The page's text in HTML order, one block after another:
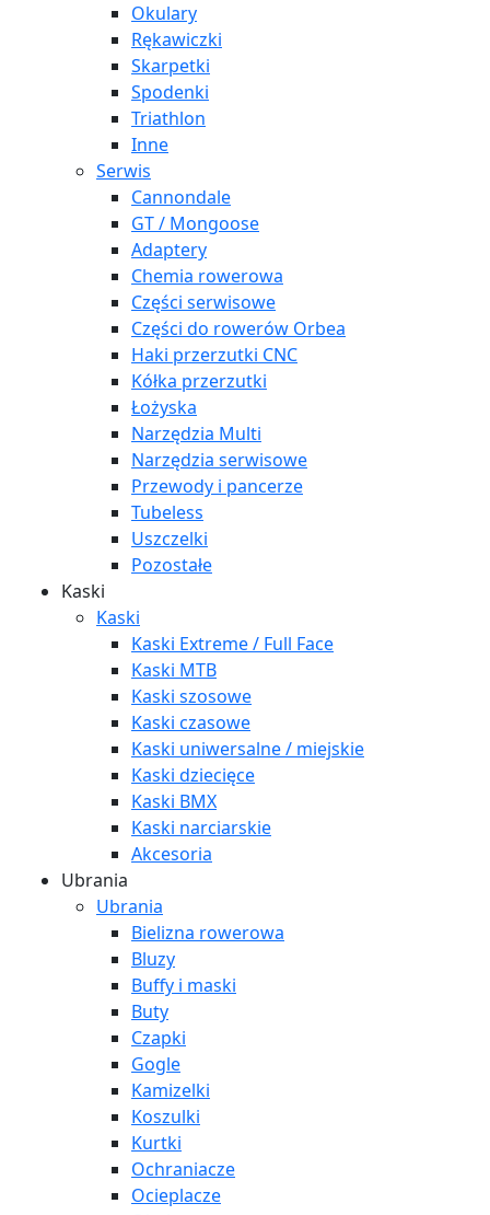
Okulary
Rękawiczki
Skarpetki
Spodenki
Triathlon
Inne
Serwis
Cannondale
GT / Mongoose
Adaptery
Chemia rowerowa
Części serwisowe
Części do rowerów Orbea
Haki przerzutki CNC
Kółka przerzutki
Łożyska
Narzędzia Multi
Narzędzia serwisowe
Przewody i pancerze
Tubeless
Uszczelki
Pozostałe
Kaski
Kaski
Kaski Extreme / Full Face
Kaski MTB
Kaski szosowe
Kaski czasowe
Kaski uniwersalne / miejskie
Kaski dziecięce
Kaski BMX
Kaski narciarskie
Akcesoria
Ubrania
Ubrania
Bielizna rowerowa
Bluzy
Buffy i maski
Buty
Czapki
Gogle
Kamizelki
Koszulki
Kurtki
Ochraniacze
Ocieplacze